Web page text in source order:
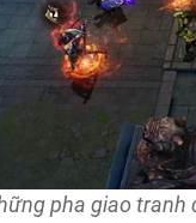
pha giao